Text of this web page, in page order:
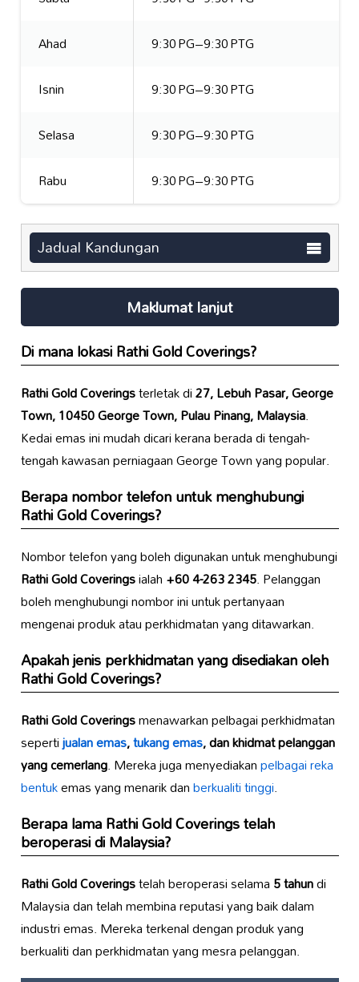
Ahad
9:30 PG–9:30 PTG
Isnin
9:30 PG–9:30 PTG
Selasa
9:30 PG–9:30 PTG
Rabu
9:30 PG–9:30 PTG
Jadual Kandungan
Maklumat lanjut
Di mana lokasiRathi Gold Coverings?
Rathi Gold Coveringsterletak di27, Lebuh Pasar, George
Town, 10450 George Town, Pulau Pinang, Malaysia.
Kedai emas ini mudah dicari kerana berada di tengah-
tengah kawasan perniagaan George Town yang popular.
Berapa nombor telefon untuk menghubungi
Rathi Gold Coverings?
Nombor telefon yang boleh digunakan untuk menghubungi
Rathi Gold Coveringsialah+60 4-263 2345. Pelanggan
boleh menghubungi nombor ini untuk pertanyaan
mengenai produk atau perkhidmatan yang ditawarkan.
Apakah jenis perkhidmatan yang disediakan oleh
Rathi Gold Coverings?
Rathi Gold Coveringsmenawarkan pelbagai perkhidmatan
sepertijualan emas,tukang emas, dan khidmat pelanggan
yang cemerlang. Mereka juga menyediakanpelbagai reka
bentukemas yang menarik danberkualiti tinggi.
Berapa lamaRathi Gold Coveringstelah
beroperasi di Malaysia?
Rathi Gold Coveringstelah beroperasi selama5 tahundi
Malaysia dan telah membina reputasi yang baik dalam
industri emas. Mereka terkenal dengan produk yang
berkualiti dan perkhidmatan yang mesra pelanggan.